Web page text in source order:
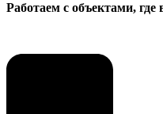
Работаем с объектами,